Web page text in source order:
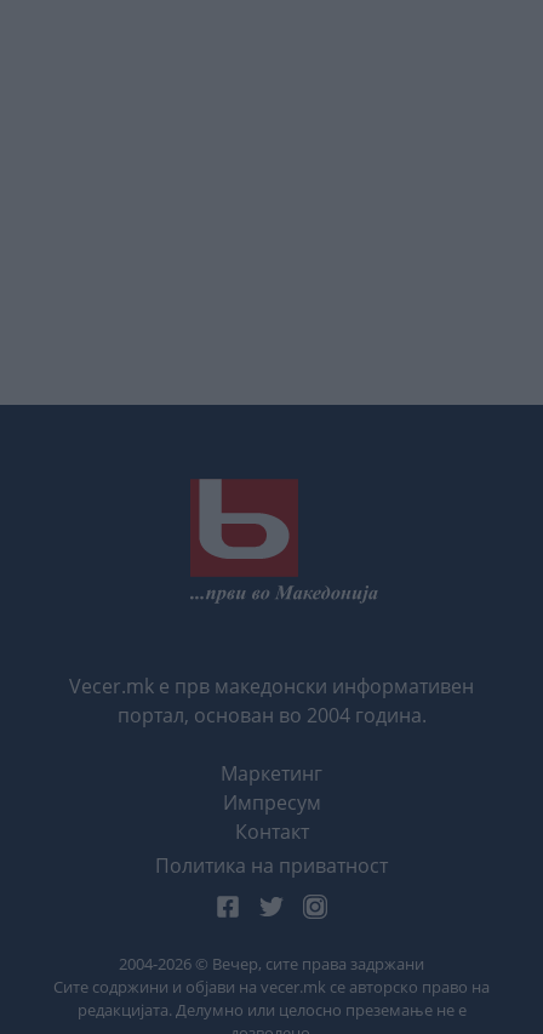
Vecer.mk е прв македонски информативен
портал, основан во 2004 година.
Маркетинг
Импресум
Контакт
Политика на приватност
2004-2026 © Вечер, сите права задржани
Сите содржини и објави на vecer.mk се авторско право на
редакцијата. Делумно или целосно преземање не е